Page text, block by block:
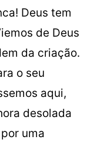
Deus tem
de Deus
da criação.
o seu
aqui,
desolada
uma